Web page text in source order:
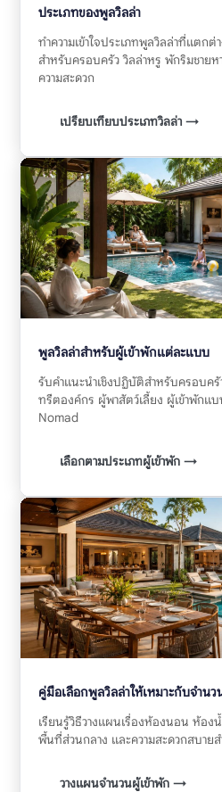
ประเภทของพูลวิลล่า
ทำความเข้าใจประเภทพูลวิลล่าที่แตก
สำหรับครอบครัว วิลล่าหรู พักริมชายห
ความสะดวก
เปรียบเทียบประเภทวิลล่า →
พูลวิลล่าสำหรับผู้เข้าพักแต่ละแบบ
รับคำแนะนำเชิงปฏิบัติสำหรับครอบค
ทรีตองค์กร ผู้พาสัตว์เลี้ยง ผู้เข้าพักแ
Nomad
เลือกตามประเภทผู้เข้าพัก →
คู่มือเลือกพูลวิลล่าให้เหมาะกับจำนว
เรียนรู้วิธีวางแผนเรื่องห้องนอน ห้อ
พื้นที่ส่วนกลาง และความสะดวกสบาย
วางแผนจำนวนผู้เข้าพัก →